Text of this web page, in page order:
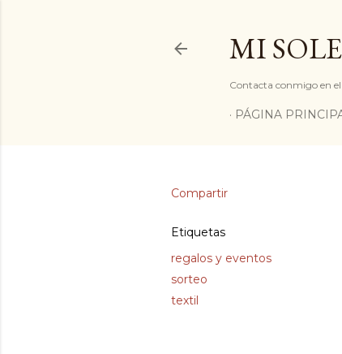
MI
Contacta conmigo en
PÁGINA
Compartir
Etiquetas
regalos y eventos
sorteo
textil